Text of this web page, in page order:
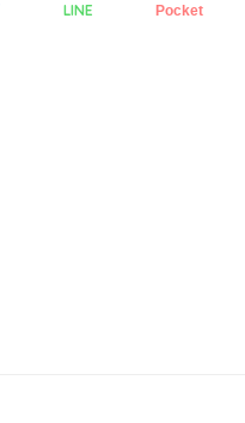
LINE Pocket